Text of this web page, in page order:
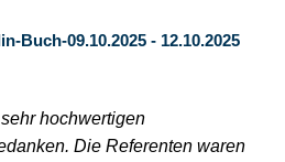
Buch-09.10.2025 - 12.10.2025
hochwertigen
Die Referenten waren